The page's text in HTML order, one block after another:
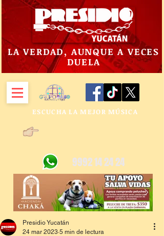
LA VERDAD, AUNQUE A VECES
DUELA
ESCUCHA LA MEJOR MÚSICA
9992 14 24 24
Presidio Yucatán
24 mar 2023 5 min de lectura